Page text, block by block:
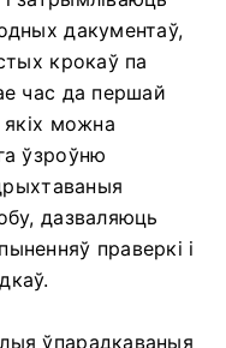
дакументаў,
крокаў па
час да першай
якіх можна
ўзроўню
дазваляюць
праверкі і
ўпарадкаваныя